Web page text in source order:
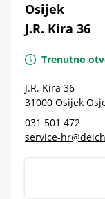
Osijek
J.R. Kira 36
Trenutno
J.R. Kira 36
31000 Osijek
031 501 472
service-